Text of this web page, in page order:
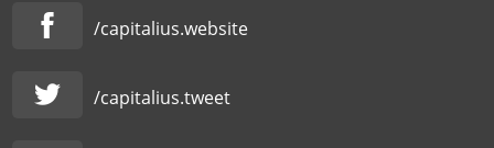
/capitalius.website
/capitalius.tweet